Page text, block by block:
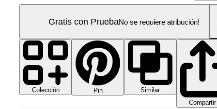
Gratis con PruebaNo se requiere atribución!
Colección Pin
Similar
Compartir